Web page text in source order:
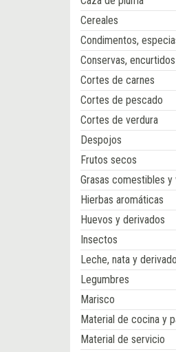
Cereales
Condimentos,
Conservas,
Cortes de carnes
Cortes de pescado
Cortes de verdura
Despojos
Frutos secos
Grasas comestibles y
Hierbas aromáticas
Huevos y derivados
Insectos
Leche, nata y
Legumbres
Marisco
Material de cocina y
Material de servicio